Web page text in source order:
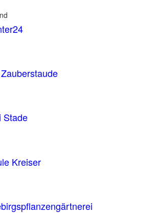
Stade
Kreiser